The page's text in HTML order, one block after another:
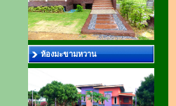
ห้องมะขามหวาน